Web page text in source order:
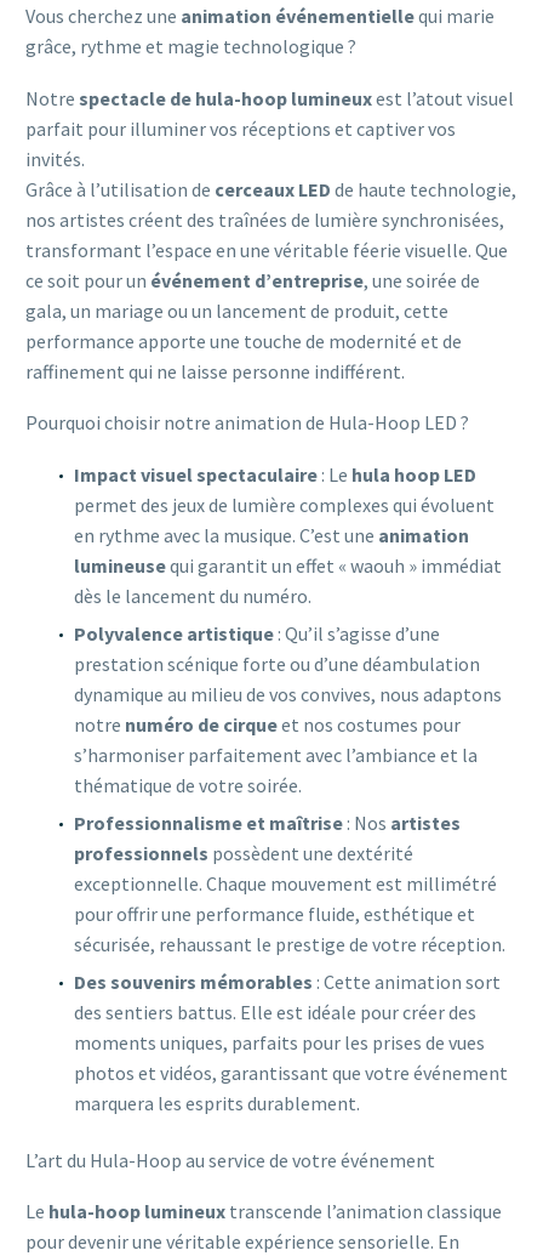
Vous cherchez une animation événementiellequi marie
grâce, rythme et magie technologique ?
Notre spectacle de hula-hoop lumineuxest l’atout visuel
parfait pour illuminer vos réceptions et captiver vos
invités.
Grâce à l’utilisation de cerceaux LED de haute technologie,
nos artistes créent des traînées de lumière synchronisées,
transformant l’espace en une véritable féerie visuelle. Que
ce soit pour un événement d’entreprise, une soirée de
gala, un mariage ou un lancement de produit, cette
performance apporte une touche de modernité et de
raffinement qui ne laisse personne indifférent.
Pourquoi choisir notre animation de Hula-Hoop LED ?
Impact visuel spectaculaire : Le hula hoop LED
permet des jeux de lumière complexes qui évoluent
en rythme avec la musique. C’est une animation
lumineusequi garantit un effet « waouh » immédiat
dès le lancement du numéro.
Polyvalence artistique : Qu’il s’agisse d’une
prestation scénique forte ou d’une déambulation
dynamique au milieu de vos convives, nous adaptons
notre numéro de cirqueet nos costumes pour
s’harmoniser parfaitement avec l’ambiance et la
thématique de votre soirée.
Professionnalisme et maîtrise : Nos artistes
professionnels possèdent une dextérité
exceptionnelle. Chaque mouvement est millimétré
pour offrir une performance fluide, esthétique et
sécurisée, rehaussant le prestige de votre réception.
Des souvenirs mémorables : Cette animation sort
des sentiers battus. Elle est idéale pour créer des
moments uniques, parfaits pour les prises de vues
photos et vidéos, garantissant que votre événement
marquera les esprits durablement.
L’art du Hula-Hoop au service de votre événement
Le hula-hoop lumineux transcende l’animation classique
pour devenir une véritable expérience sensorielle. En